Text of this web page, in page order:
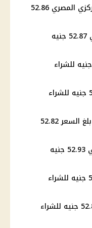
سجل سعر الدولار في البنك المركزي المصري 52.86
وسجل في البنك الأهلي المصري 52.87 جنيه
وفي بنك مصر بلغ السعر 52.87 جنيه للشراء
أما بنك الإسكندرية فسجل 52.82 جنيه للشراء
وفي البنك التجاري الدولي CIB بلغ السعر 52.82
وسجل مصرف أبو ظبي الإسلامي 52.93 جنيه
وفي بنك البركة بلغ السعر 52.80 جنيه للشراء
أما بنك قناة السويس فسجل 52.87 جنيه للشراء